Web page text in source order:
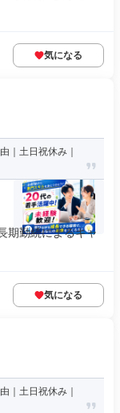
気になる
｜土日祝休み｜
期勤続によるキャ
気になる
｜土日祝休み｜